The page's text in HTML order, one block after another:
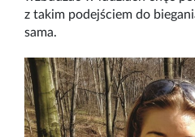
z takim podejściem do
sama.